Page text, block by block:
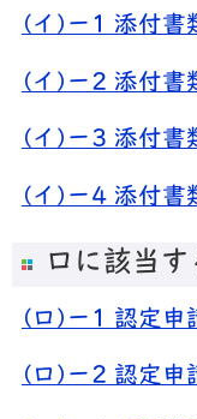
(イ)ー1 添付書
(イ)ー2 添付書
(イ)ー3 添付書
(イ)ー4 添付書
ロに該当
(ロ)ー1 認定申
(ロ)ー2 認定